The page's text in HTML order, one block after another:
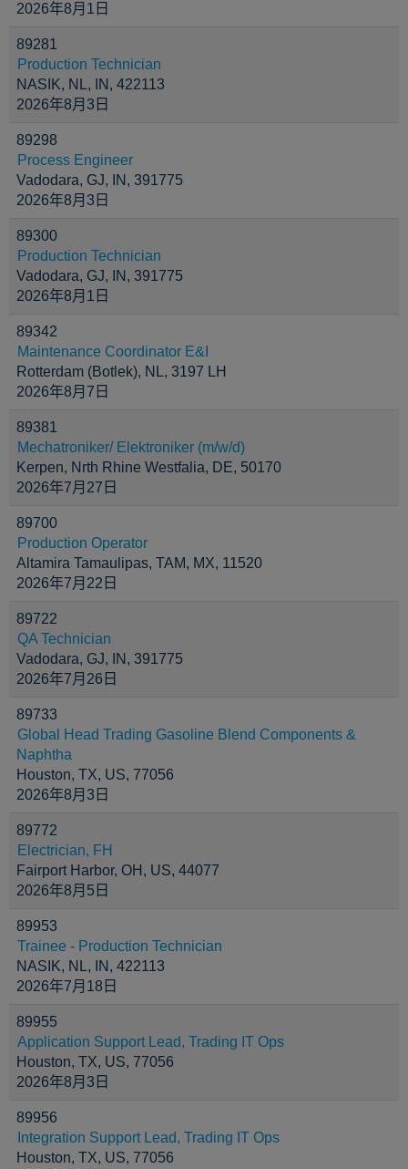
2026年8月1日
89281
Production Technician
NASIK, NL, IN, 422113
2026年8月3日
89298
Process Engineer
Vadodara, GJ, IN, 391775
2026年8月3日
89300
Production Technician
Vadodara, GJ, IN, 391775
2026年8月1日
89342
Maintenance Coordinator E&I
Rotterdam (Botlek), NL, 3197 LH
2026年8月7日
89381
Mechatroniker/ Elektroniker (m/w/d)
Kerpen, Nrth Rhine Westfalia, DE, 50170
2026年7月27日
89700
Production Operator
Altamira Tamaulipas, TAM, MX, 11520
2026年7月22日
89722
QA Technician
Vadodara, GJ, IN, 391775
2026年7月26日
89733
Global Head Trading Gasoline Blend Components &
Naphtha
Houston, TX, US, 77056
2026年8月3日
89772
Electrician, FH
Fairport Harbor, OH, US, 44077
2026年8月5日
89953
Trainee - Production Technician
NASIK, NL, IN, 422113
2026年7月18日
89955
Application Support Lead, Trading IT Ops
Houston, TX, US, 77056
2026年8月3日
89956
Integration Support Lead, Trading IT Ops
Houston, TX, US, 77056